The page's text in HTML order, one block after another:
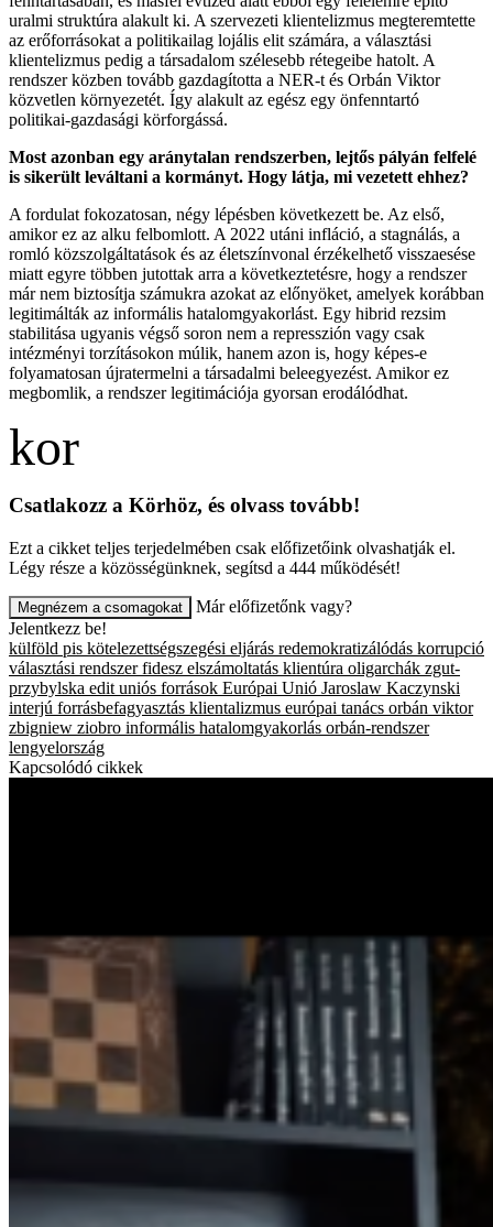
uralmi struktúra alakult ki. A szervezeti klientelizmus megteremtette
az erőforrásokat a politikailag lojális elit számára, a választási
klientelizmus pedig a társadalom szélesebb rétegeibe hatolt. A
rendszer közben tovább gazdagította a NER-t és Orbán Viktor
közvetlen környezetét. Így alakult az egész egy önfenntartó
politikai-gazdasági körforgássá.
Most azonban egy aránytalan rendszerben, lejtős pályán felfelé
is sikerült leváltani a kormányt. Hogy látja, mi vezetett ehhez?
A fordulat fokozatosan, négy lépésben következett be. Az első,
amikor ez az alku felbomlott. A 2022 utáni infláció, a stagnálás, a
romló közszolgáltatások és az életszínvonal érzékelhető visszaesése
miatt egyre többen jutottak arra a következtetésre, hogy a rendszer
már nem biztosítja számukra azokat az előnyöket, amelyek korábban
legitimálták az informális hatalomgyakorlást. Egy hibrid rezsim
stabilitása ugyanis végső soron nem a represszión vagy csak
intézményi torzításokon múlik, hanem azon is, hogy képes-e
folyamatosan újratermelni a társadalmi beleegyezést. Amikor ez
megbomlik, a rendszer legitimációja gyorsan erodálódhat.
Csatlakozz a Körhöz, és olvass tovább!
Ezt a cikket teljes terjedelmében csak előfizetőink olvashatják el.
Légy része a közösségünknek, segítsd a 444 működését!
Megnézem a csomagokat
Már előfizetőnk vagy?
Jelentkezz be!
külföld pis kötelezettségszegési eljárás redemokratizálódás korrupció
választási rendszer fidesz elszámoltatás klientúra oligarchák zgut-
przybylska edit uniós források Európai Unió Jaroslaw Kaczynski
interjú forrásbefagyasztás klientalizmus európai tanács orbán viktor
zbigniew ziobro informális hatalomgyakorlás orbán-rendszer
lengyelország
Kapcsolódó cikkek